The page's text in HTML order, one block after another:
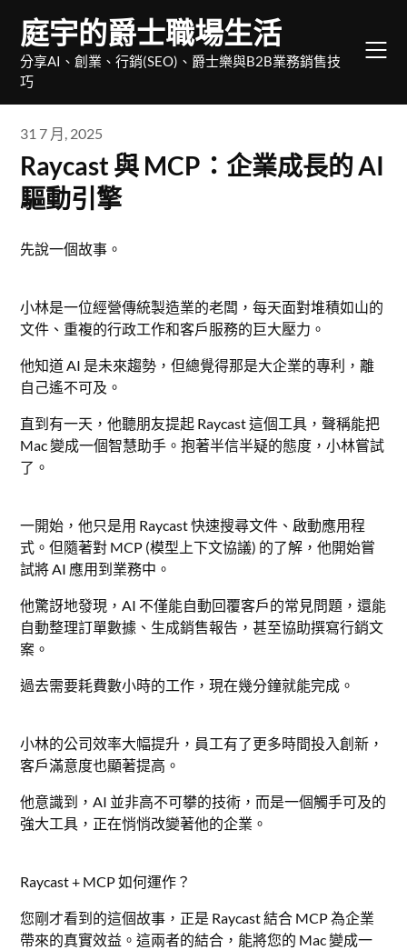
content
庭宇的爵士職場生活
分享AI、創業、行銷(SEO)、爵士樂與B2B業務銷售技
巧
31 7 月, 2025
Raycast 與 MCP：企業成長的 AI
驅動引擎
先說一個故事。
小林是一位經營傳統製造業的老闆，每天面對堆積如山的
文件、重複的行政工作和客戶服務的巨大壓力。
他知道 AI 是未來趨勢，但總覺得那是大企業的專利，離
自己遙不可及。
直到有一天，他聽朋友提起 Raycast 這個工具，聲稱能把
Mac 變成一個智慧助手。抱著半信半疑的態度，小林嘗試
了。
一開始，他只是用 Raycast 快速搜尋文件、啟動應用程
式。但隨著對 MCP (模型上下文協議) 的了解，他開始嘗
試將 AI 應用到業務中。
他驚訝地發現，AI 不僅能自動回覆客戶的常見問題，還能
自動整理訂單數據、生成銷售報告，甚至協助撰寫行銷文
案。
過去需要耗費數小時的工作，現在幾分鐘就能完成。
小林的公司效率大幅提升，員工有了更多時間投入創新，
客戶滿意度也顯著提高。
他意識到，AI 並非高不可攀的技術，而是一個觸手可及的
強大工具，正在悄悄改變著他的企業。
Raycast + MCP 如何運作？
您剛才看到的這個故事，正是 Raycast 結合 MCP 為企業
帶來的真實效益。這兩者的結合，能將您的 Mac 變成一